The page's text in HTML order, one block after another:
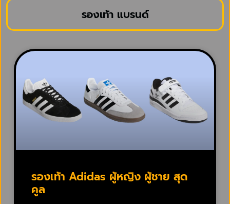
รองเท้า แบรนด์
รองเท้า Adidas ผู้หญิง ผู้ชาย สุด
คูล